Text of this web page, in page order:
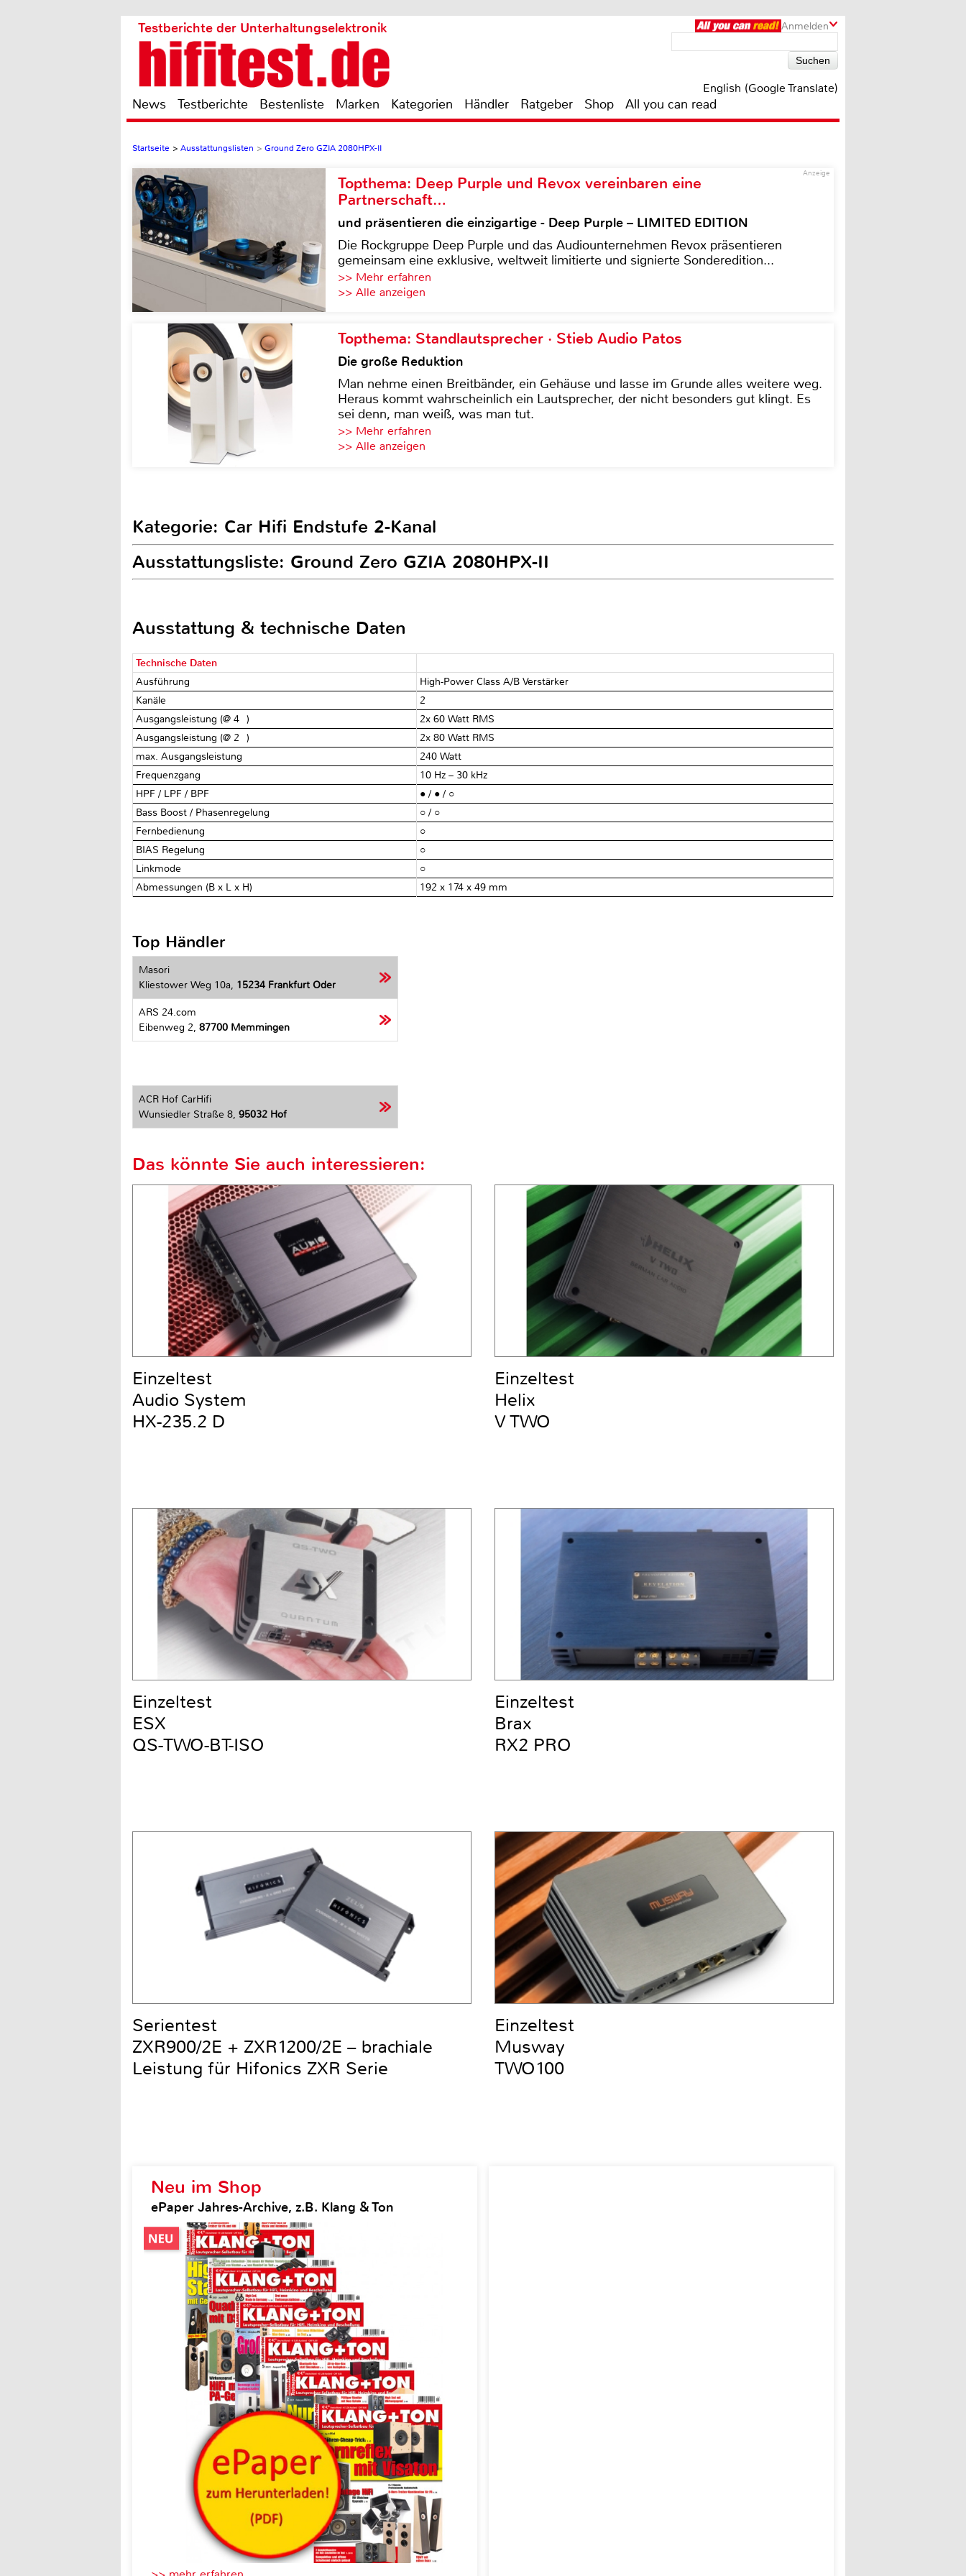
Anmelden
Testberichte der Unterhaltungselektronik
English (Google Translate)
News Testberichte Bestenliste Marken Kategorien Händler Ratgeber Shop All you can read
Startseite > Ausstattungslisten > Ground Zero GZIA 2080HPX-II
Anzeige
Topthema: Deep Purple und Revox vereinbaren eine
Partnerschaft…
und präsentieren die einzigartige - Deep Purple – LIMITED EDITION
Die Rockgruppe Deep Purple und das Audiounternehmen Revox präsentieren
gemeinsam eine exklusive, weltweit limitierte und signierte Sonderedition...
>> Mehr erfahren
>> Alle anzeigen
Topthema: Standlautsprecher · Stieb Audio Patos
Die große Reduktion
Man nehme einen Breitbänder, ein Gehäuse und lasse im Grunde alles weitere weg.
Heraus kommt wahrscheinlich ein Lautsprecher, der nicht besonders gut klingt. Es
sei denn, man weiß, was man tut.
>> Mehr erfahren
>> Alle anzeigen
Kategorie: Car Hifi Endstufe 2-Kanal
Ausstattungsliste: Ground Zero GZIA 2080HPX-II
Ausstattung & technische Daten
Technische Daten
Ausführung
High-Power Class A/B Verstärker
Kanäle
2
Ausgangsleistung (@ 4Ω)
2x 60 Watt RMS
Ausgangsleistung (@ 2Ω)
2x 80 Watt RMS
max. Ausgangsleistung
240 Watt
Frequenzgang
10 Hz – 30 kHz
HPF / LPF / BPF
● / ● / ○
Bass Boost / Phasenregelung
○ / ○
Fernbedienung
○
BIAS Regelung
○
Linkmode
○
Abmessungen (B x L x H)
192 x 174 x 49 mm
Top Händler
Masori
Kliestower Weg 10a, 15234 Frankfurt Oder
ARS 24.com
Eibenweg 2, 87700 Memmingen
ACR Hof CarHifi
Wunsiedler Straße 8, 95032 Hof
Neu im Shop
ePaper Jahres-Archive, z.B. Klang & Ton
Das könnte Sie auch interessieren:
Einzeltest
Audio System
HX-235.2 D
Einzeltest
Helix
V TWO
Einzeltest
ESX
QS-TWO-BT-ISO
Einzeltest
Brax
RX2 PRO
Serientest
ZXR900/2E + ZXR1200/2E – brachiale
Leistung für Hifonics ZXR Serie
Einzeltest
Musway
TWO100